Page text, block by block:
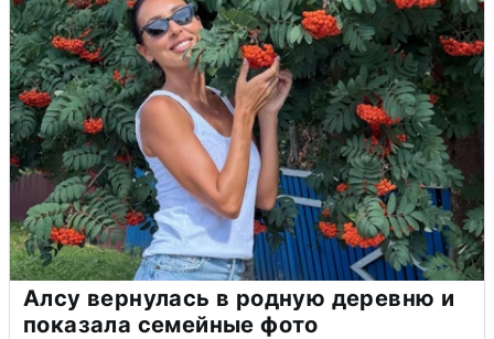
Алсу вернулась в родную деревню и
показала семейные фото